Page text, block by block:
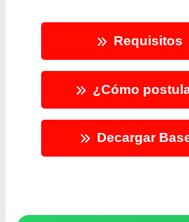
Requisitos
¿Cómo
Decargar